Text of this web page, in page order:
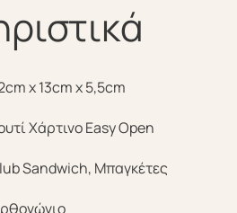
x 13cm x 5,5cm
Χάρτινο Easy Open
Sandwich, Μπαγκέτες